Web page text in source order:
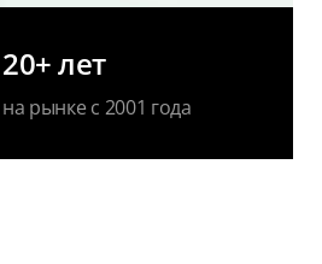
20+ лет
на рынке с 2001 года